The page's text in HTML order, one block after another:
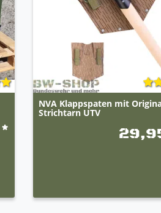
*
NVA Klappspaten mit
Strichtarn UTV